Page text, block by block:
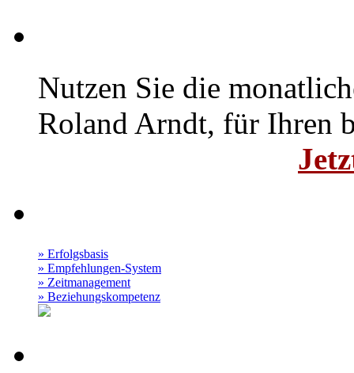
Nutzen Sie die
Roland Arndt, für Ihren
» Erfolgsbasis
» Empfehlungen-System
» Zeitmanagement
» Beziehungskompetenz